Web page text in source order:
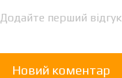
Додайте перший відгук
Новий коментар